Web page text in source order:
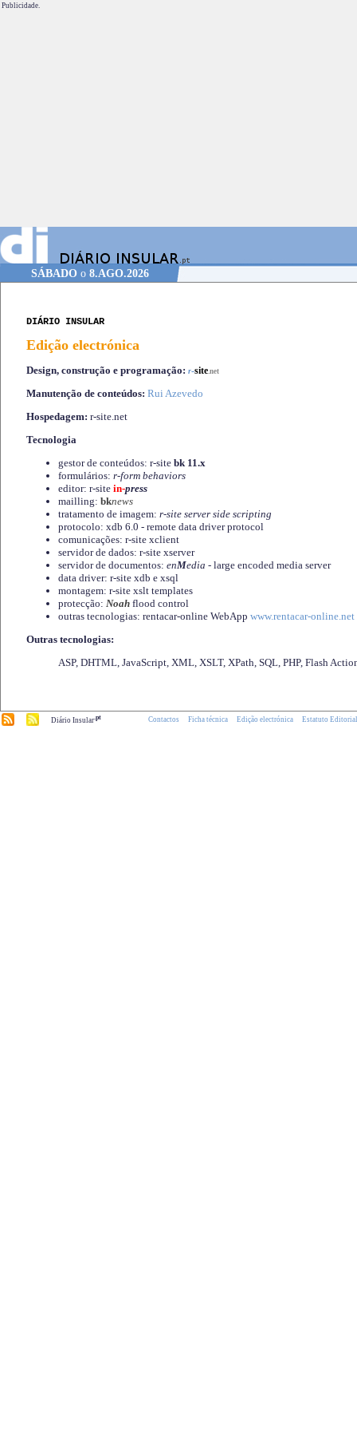
Publicidade.
SÁBADOo 8.AGO.2026
DIÁRIO INSULAR
Edição electrónica
Design, construção e programação: r-site.net
Manutenção de conteúdos: Rui Azevedo
Hospedagem: r-site.net
Tecnologia
gestor de conteúdos: r-site bk 11.x
formulários: r-form behaviors
editor: r-site in-press
mailling: bknews
tratamento de imagem: r-site server side scripting
protocolo: xdb 6.0 - remote data driver protocol
comunicações: r-site xclient
servidor de dados: r-site xserver
servidor de documentos: enMedia - large encoded media server
data driver: r-site xdb e xsql
montagem: r-site xslt templates
protecção: Noah flood control
outras tecnologias: rentacar-online WebApp www.rentacar-online.net
Outras tecnologias:
ASP, DHTML, JavaScript, XML, XSLT, XPath, SQL, PHP, Flash
Diário Insular.pt Contactos Ficha técnica Edição electrónica Estatuto Editorial